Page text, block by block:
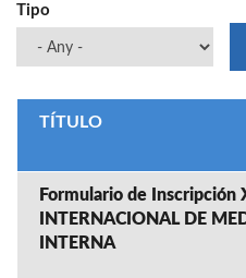
Tipo
TÍTULO
Formulario de Inscripción
INTERNACIONAL DE
INTERNA